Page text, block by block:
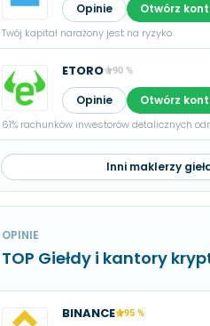
Opinie Otwórz
Twój kapitał narażony jest na ryzyko
ETORO 90 %
Opinie Otwórz
61% rachunków inwestorów detalicznych
Inni maklerzy
OPINIE
TOP Giełdy i kantory
BINANCE 95 %